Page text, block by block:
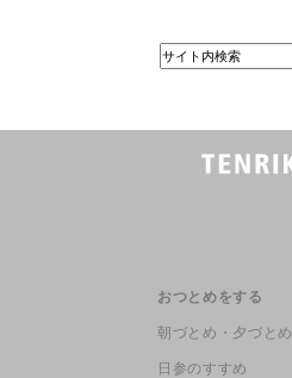
おつとめをする
朝づとめ・夕づとめ
日参のすすめ